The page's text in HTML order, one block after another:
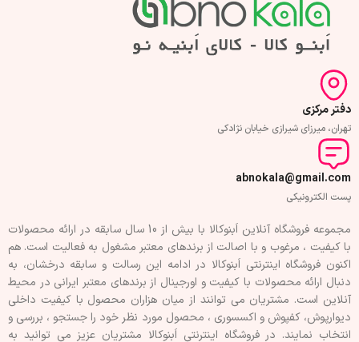
دفتر مرکزی
تهران، میرزای شیرازی خیابان نژادکی
abnokala@gmail.com
پست الکترونیکی
مجموعه فروشگاه آنلاین اَبنوکالا با بیش از 10 سال سابقه در ارائه محصولات
با کيفيت ، مرغوب و با اصالت از برندهای معتبر مشغول به فعاليت است. هم
اکنون فروشگاه اینترنتی اَبنوکالا در ادامه اين رسالت و سابقه درخشان، به
دنبال ارائه محصولات با کيفيت و اورجينال از برندهای معتبر ايرانی در محيط
آنلاين است. مشتريان می توانند از ميان هزاران محصول با کيفيت داخلی
دیوارپوش، کفپوش و اکسسوری ، محصول مورد نظر خود را جستجو ، بررسی و
انتخاب نمايند. در فروشگاه اینترنتی اَبنوکالا مشتريان عزیز می توانيد به